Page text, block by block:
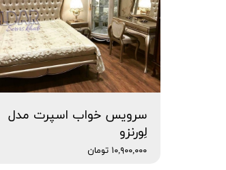
سرویس خواب اسپرت مدل
لِورنزو
۱۰,۹۰۰,۰۰۰ تومان